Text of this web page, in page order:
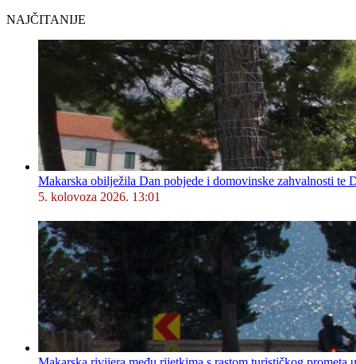
NAJČITANIJE
Makarska obilježila Dan pobjede i domovinske zahvalnosti te
5. kolovoza 2026. 13:01